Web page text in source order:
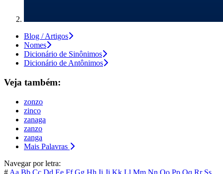
Blog / Artigos
Nomes
Dicionário de Sinônimos
Dicionário de Antônimos
Veja também:
zonzo
zinco
zanaga
zanzo
zanga
Mais Palavras
Navegar por letra:
# Aa Bb Cc Dd Ee FfGg Hh Ii Jj Kk Ll Mm Nn Oo Pp Qq Rr Ss